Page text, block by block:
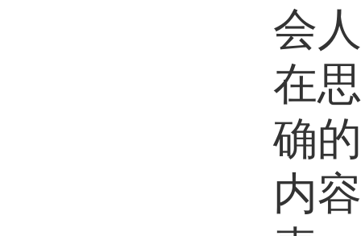
会
在
确
内